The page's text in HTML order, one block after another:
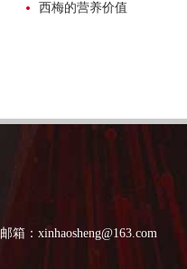
西梅的营养价值
邮箱：xinhaosheng@163.com